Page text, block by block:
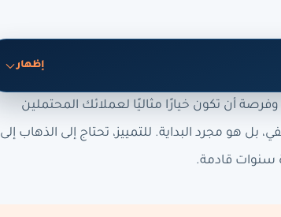
إظهار
أن تكون خيارًا مثاليًا لعملائك المحتملين
هو مجرد البداية. للتمييز، تحتاج إلى الذهاب إلى
سنوات قادمة.